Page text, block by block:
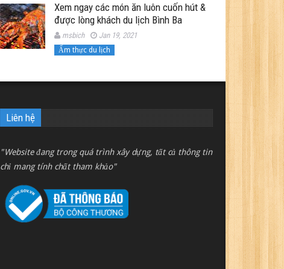
Xem ngay các món ăn luôn cuốn hút &
được lòng khách du lịch Bình Ba
msbich Jan 19, 2021
Ẩm thực du lịch
Liên hệ
"Website đang trong quá trình xây dựng, tất cả thông tin
chỉ mang tính chất tham khảo"